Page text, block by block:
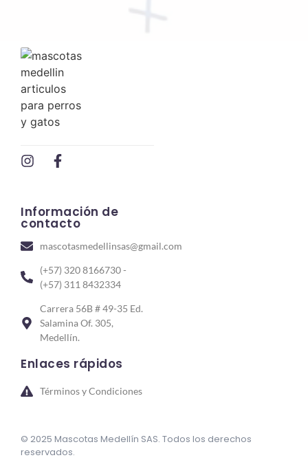
Información de
contacto
mascotasmedellinsas@gmail.com
(+57) 320 8166730 -
(+57) 311 8432334
Carrera 56B # 49-35 Ed.
Salamina Of. 305,
Medellín.
Enlaces rápidos
Términos y Condiciones
© 2025 Mascotas Medellín SAS. Todos los derechos
reservados.